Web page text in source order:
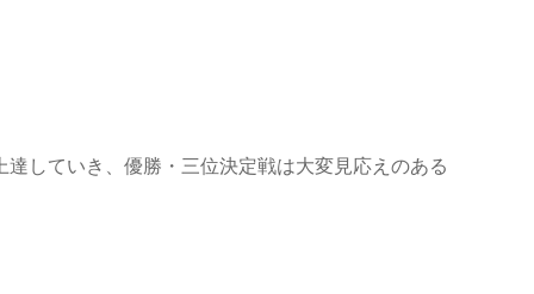
していき、優勝・三位決定戦は大変見応えのある